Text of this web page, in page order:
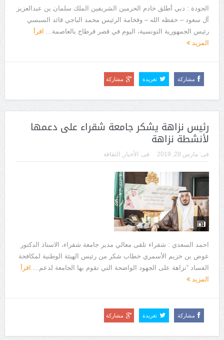
الجودة : دبي أطلق خادم الحرمين الشريفين الملك سلمان بن عبدالعزيز
آل سعود – حفظه الله – وفخامة الرئيس محمد الباجي قائد السبسي
رئيس الجمهورية التونسية، اليوم في قصر قرطاج بالعاصمة... اقرأ
المزيد
مشاركة تغريدة مشاركة
رئيس نزاهة يشكر جامعة شقراء على دعمها
لأنشطة نزاهة
فى: مارس 28, 2019 فى: الأخبار , الثقافة
احمد السعدي : شقراء تلقى معالي مدير جامعة شقراء، الاستاذ الدكتور
عوض بن خزيم الأسمري خطاب شكر من رئيس الهيئة الوطنية لمكافحة
الفساد “نزاهة على الجهود الواضحة التي تقوم بها الجامعة لدعم... اقرأ
المزيد
مشاركة تغريدة مشاركة